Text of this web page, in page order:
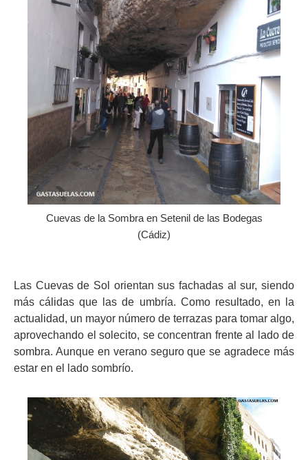
Cuevas de la Sombra en Setenil de las Bodegas
(Cádiz)
Las Cuevas de Sol orientan sus fachadas al sur, siendo
más cálidas que las de umbría. Como resultado, en la
actualidad, un mayor número de terrazas para tomar algo,
aprovechando el solecito, se concentran frente al lado de
sombra. Aunque en verano seguro que se agradece más
estar en el lado sombrío.